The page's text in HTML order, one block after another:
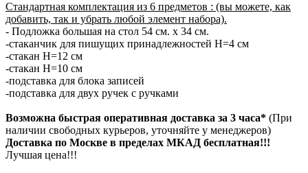
Стандартная комплектация из 6 предметов : (вы можете, как
добавить, так и убрать любой элемент набора).
- Подложка большая на стол 54 см. х 34 см.
-стаканчик для пишущих принадлежностей H=4 см
-стакан H=12 см
-стакан H=10 см
-подставка для блока записей
-подставка для двух ручек с ручками
Возможна быстрая оперативная доставка за 3 часа* (При
наличии свободных курьеров, уточняйте у менеджеров)
Доставка по Москве в пределах МКАД бесплатная!!!
Лучшая цена!!!